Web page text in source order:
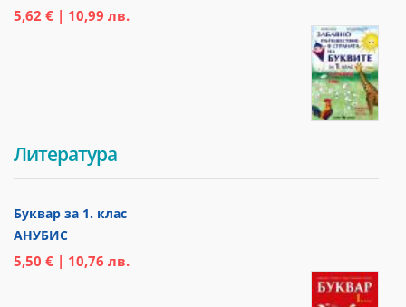
5,62 € | 10,99 лв.
Литература
Буквар за 1. клас
АНУБИС
5,50 € | 10,76 лв.